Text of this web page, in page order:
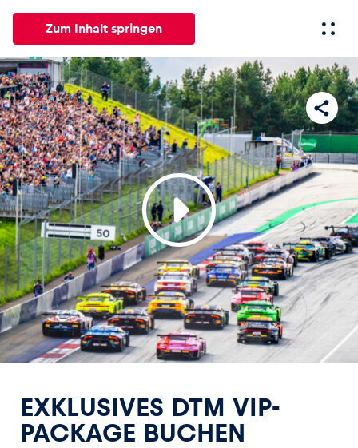
Zum Inhalt springen
Alle News Events Erlebnisse Seiten
News
Alle anzeigen
Events
Alle anzeigen
EXKLUSIVES DTM VIP-
PACKAGE BUCHEN